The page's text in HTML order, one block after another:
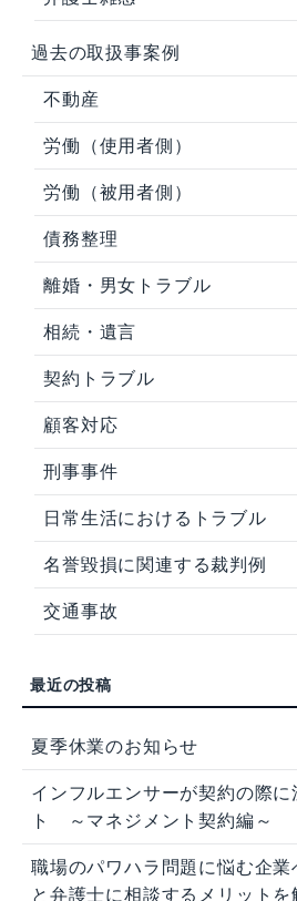
過去の取扱事案例
不動産
労働（使用者側）
労働（被用者側）
債務整理
離婚・男女トラブル
相続・遺言
契約トラブル
顧客対応
刑事事件
日常生活におけるトラブル
名誉毀損に関連する裁判例
交通事故
夏季休業のお知らせ
インフルエンサーが契約の際
ト ～マネジメント契約編～
職場のパワハラ問題に悩む企
と弁護士に相談するメリットを